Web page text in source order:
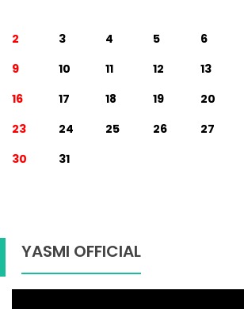
2
3 4 5 6
9
10 11 12 13
16
17 18 19 20
23
24 25 26 27
30
31
YASMI OFFICIAL